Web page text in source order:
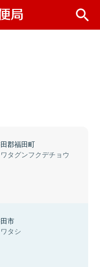
郡福田町
タグンフクデチョウ
市
タシ